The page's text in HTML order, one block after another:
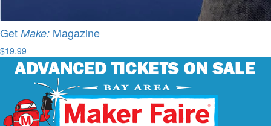
Get Make: Magazine
$19.99